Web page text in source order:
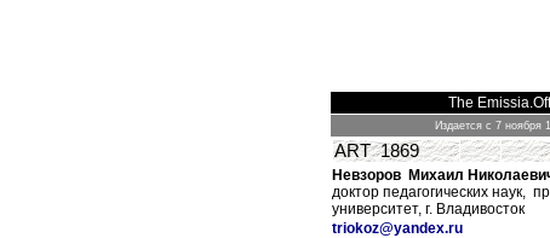
The
Издается с 7 ноября
ART 1869
Невзоров Михаил
доктор педагогических наук,
университет, г. Владивосток
triokoz@yandex.ru